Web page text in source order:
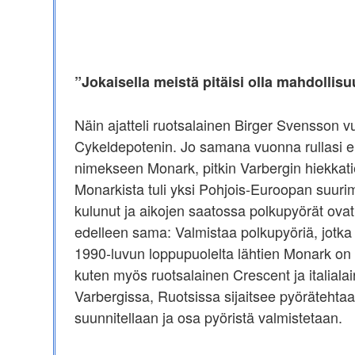
”Jokaisella meistä pitäisi olla
Näin ajatteli ruotsalainen Birger Svensson
Cykeldepotenin. Jo samana vuonna rullasi
nimekseen Monark, pitkin Varbergin
Monarkista tuli yksi Pohjois-Euroopan
kulunut ja aikojen saatossa polkupyörät
edelleen sama: Valmistaa polkupyöriä,
1990-luvun loppupuolelta lähtien Monark
kuten myös ruotsalainen Crescent ja
Varbergissa, Ruotsissa sijaitsee
suunnitellaan ja osa pyöristä valmistetaan.